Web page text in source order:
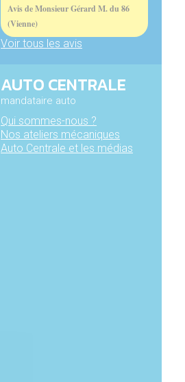
Avis de Monsieur Gérard M. du 86
(Vienne)
Voir tous les avis
AUTO CENTRALE
mandataire auto
Qui sommes-nous ?
Nos ateliers mécaniques
Auto Centrale et les médias